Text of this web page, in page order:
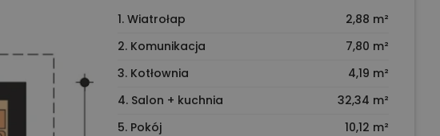
1. Wiatrołap
2,88 m²
2. Komunikacja
7,80 m²
3. Kotłownia
4,19 m²
4. Salon + kuchnia
32,34 m²
5. Pokój
10,12 m²